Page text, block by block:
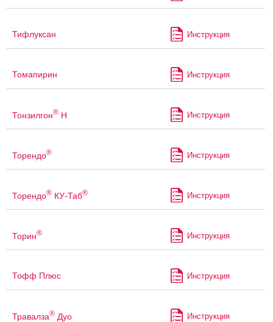
Тифлуксан Инструкция
Томапирин Инструкция
Тонзилгон® Н Инструкция
Торендо® Инструкция
Торендо® КУ-Таб® Инструкция
Торин® Инструкция
Тофф Плюс Инструкция
Травалза® Дуо Инструкция